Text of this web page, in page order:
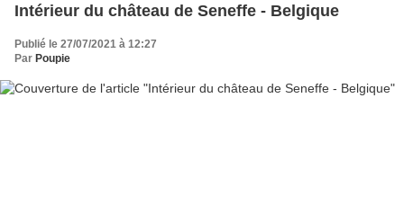
Intérieur du château de Seneffe - Belgique
Publié le 27/07/2021 à 12:27
Par Poupie